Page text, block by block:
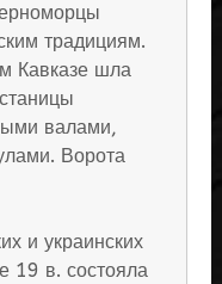
традициям.
Кавказе шла
валами,
Ворота
и украинских
19 в. состояла